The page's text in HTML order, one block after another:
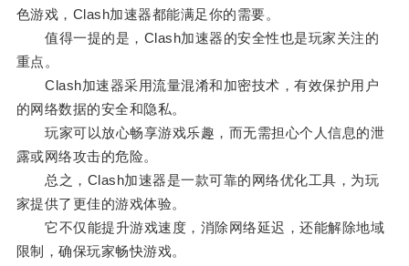
色游戏，Clash加速器都能满足你的需要。
值得一提的是，Clash加速器的安全性也是玩家关注的
重点。
Clash加速器采用流量混淆和加密技术，有效保护用户
的网络数据的安全和隐私。
玩家可以放心畅享游戏乐趣，而无需担心个人信息的泄
露或网络攻击的危险。
总之，Clash加速器是一款可靠的网络优化工具，为玩
家提供了更佳的游戏体验。
它不仅能提升游戏速度，消除网络延迟，还能解除地域
限制，确保玩家畅快游戏。